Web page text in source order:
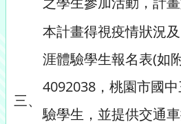
三、
本計畫得視疫情狀況
涯體驗學生報名表(如
4092038，桃園市國
驗學生，並提供交通